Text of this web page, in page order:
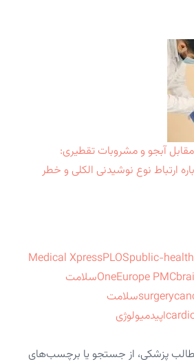
آبجو و مشروبات تقطیری:
ارتباط نوع نوشیدنی الکلی و خطر
Medical XpressPLOSpublic-health
OneEurope PMC
سلامت
surgeryسلامت
اپیدمیولوژی
پزشکی، از جستجو یا برچسب‌های